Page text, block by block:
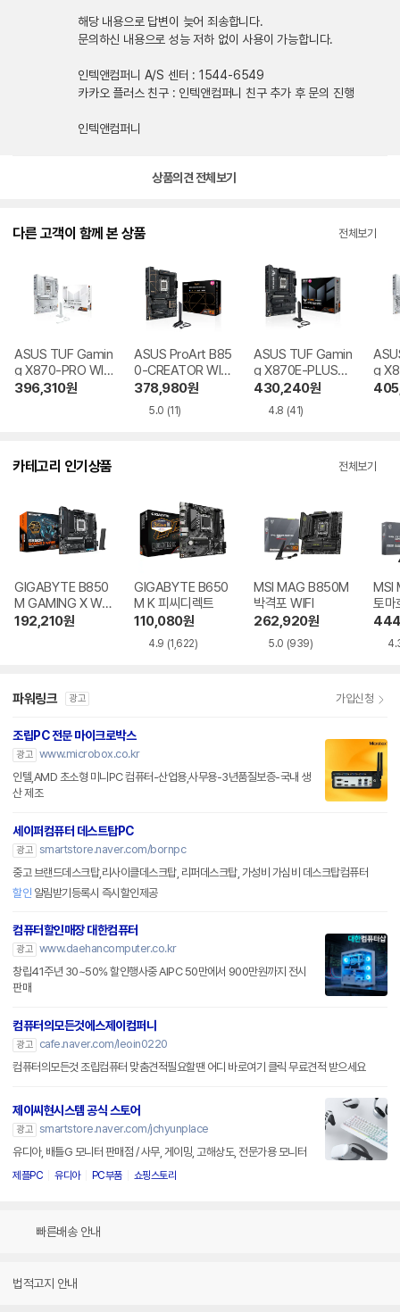
해당 내용으로 답변이 늦어 죄송합니다.
문의하신 내용으로 성능 저하 없이 사용이 가능합니다.
인텍앤컴퍼니 A/S 센터 : 1544-6549
카카오 플러스 친구 : 인텍앤컴퍼니 친구 추가 후 문의 진행
인텍앤컴퍼니
상품의견 전체보기
다른 고객이 함께 본 상품 전체보기
ASUS TUF Gamin
g X870-PRO WIFI
7 W NEO 대원씨티
396,310원
ASUS ProArt B85
0-CREATOR WIFI
NEO STCOM
378,980원
5.0 (11)
ASUS TUF Gamin
g X870E-PLUS
WIFI7 STCOM
430,240원
4.8 (41)
g
7 W
카테고리 인기상품 전체보기
GIGABYTE B850
M GAMING X WIF
I6E 제이씨현
192,210원
GIGABYTE B650
M K 피씨디렉트
110,080원
4.9 (1,622)
MSI MAG B850M
박격포 WIFI
262,920원
5.0 (939)
MSI
토마
파워링크 광고 가입신청
조립PC 전문 마이크로박스
광고
www.microbox.co.kr
인텔,AMD 초소형 미니PC 컴퓨터-산업용,사무용-3년품질보증-국내 생
산 제조
세이퍼컴퓨터 데스트탑PC
광고
smartstore.naver.com/bornpc
중고 브랜드데스크탑,리사이클데스크탑, 리퍼데스크탑, 가성비 가심비 데스크탑컴퓨터
할인 알림받기등록시 즉시할인제공
컴퓨터할인매장 대한컴퓨터
광고
www.daehancomputer.co.kr
창립41주년 30~50% 할인행사중 AIPC 50만에서 900만원까지 전시
판매
컴퓨터의모든것에스제이컴퍼니
광고
cafe.naver.com/leoin0220
컴퓨터의모든것 조립컴퓨터 맞춤견적필요할땐 어디 바로여기 클릭 무료견적 받으세요
제이씨현시스템 공식 스토어
광고
smartstore.naver.com/jchyunplace
유디아, 배틀G 모니터 판매점 / 사무, 게이밍, 고해상도, 전문가용 모니터
제플PC 유디아 PC부품 쇼핑스토리
빠른배송 안내
법적고지 안내